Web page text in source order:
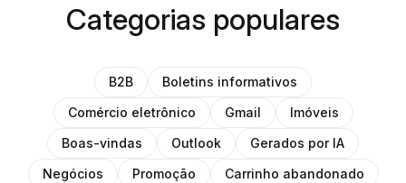
Categorias populares
B2B
Boletins informativos
Comércio eletrônico
Gmail
Imóveis
Boas-vindas
Outlook
Gerados por IA
Negócios
Promoção Carrinho abandonado